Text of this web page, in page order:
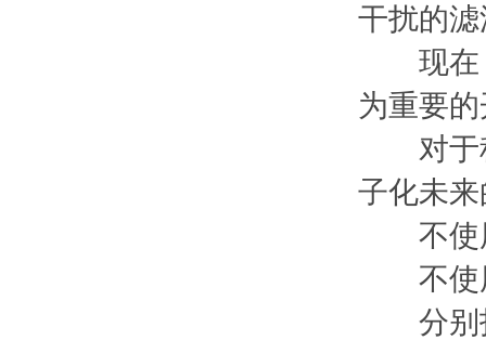
干扰的
现在，
为重要
对于科
子化未
不使用
不使
分别